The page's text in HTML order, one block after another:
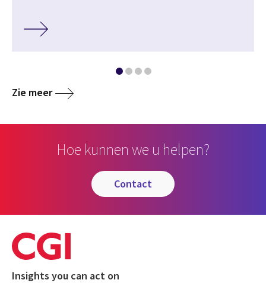
Zie meer
Hoe kunnen we u helpen?
contact
Insights you can act on